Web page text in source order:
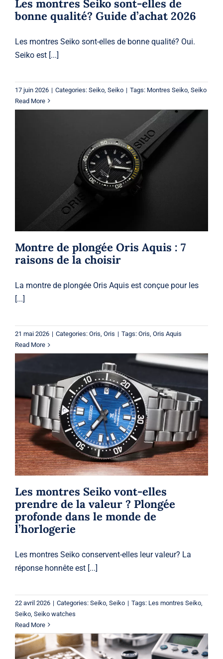
Les montres Seiko sont-elles de
bonne qualité? Guide d’achat 2026
Les montres Seiko sont-elles de bonne qualité? Oui.
Seiko est [...]
17 juin 2026 | Categories: Seiko, Seiko | Tags: Montres Seiko, Seiko
Read More
Montre de plongée Oris Aquis : 7
raisons de la choisir
Oris Oris
Montre de plongée Oris Aquis : 7
raisons de la choisir
La montre de plongée Oris Aquis est conçue pour les
[...]
21 mai 2026 | Categories: Oris, Oris | Tags: Oris, Oris Aquis
Read More
Les montres Seiko vont-elles prendre
de la valeur ? Plongée profonde dans
le monde de l’horlogerie
Seiko Seiko
Les montres Seiko vont-elles
prendre de la valeur ? Plongée
profonde dans le monde de
l’horlogerie
Les montres Seiko conservent-elles leur valeur? La
réponse honnête est [...]
22 avril 2026 | Categories: Seiko, Seiko | Tags: Les montres Seiko,
Seiko, Seiko watches
Read More